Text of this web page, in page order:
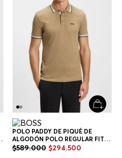
POLO PADDY DE PIQUÉ DE
ALGODÓN POLO REGULAR FIT
HOMBRE
$589.000 $294.500